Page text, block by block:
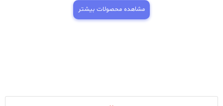
مشاهده محصولات بیشتر